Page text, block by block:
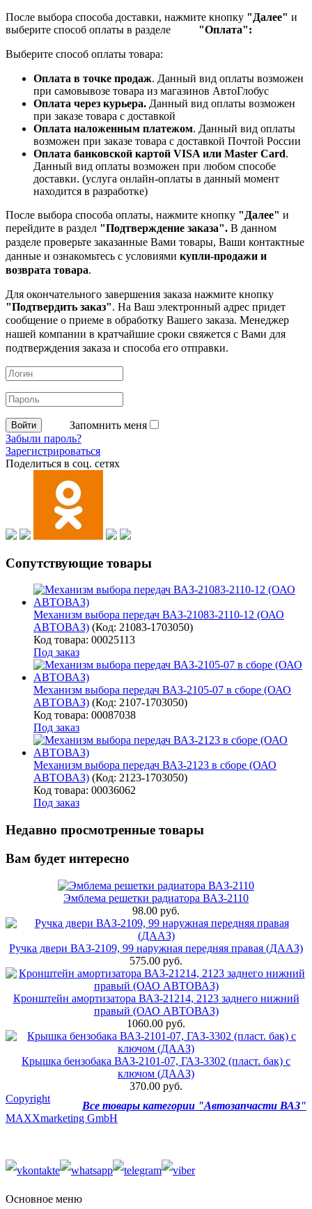
После выбора способа доставки, нажмите кнопку "Далее" и
выберите способ оплаты в разделе "Оплата":
Выберите способ оплаты товара:
Оплата в точке продаж. Данный вид оплаты возможен
при самовывозе товара из магазинов АвтоГлобус
Оплата через курьера. Данный вид оплаты возможен
при заказе товара с доставкой
Оплата наложенным платежом. Данный вид оплаты
возможен при заказе товара с доставкой Почтой России
Оплата банковской картой VISA или Master Card.
Данный вид оплаты возможен при любом способе
доставки. (услуга онлайн-оплаты в данный момент
находится в разработке)
После выбора способа оплаты, нажмите кнопку "Далее" и
перейдите в раздел "Подтверждение заказа". В данном
разделе проверьте заказанные Вами товары, Ваши контактные
данные и ознакомьтесь с условиями купли-продажи и
возврата товара.
Для окончательного завершения заказа нажмите кнопку
"Подтвердить заказ". На Ваш электронный адрес придет
сообщение о приеме в обработку Вашего заказа. Менеджер
нашей компании в кратчайшие сроки свяжется с Вами для
подтверждения заказа и способа его отправки.
Запомнить меня
Забыли пароль?
Зарегистрироваться
Поделиться в соц. сетях
Сопутствующие товары
Механизм выбора передач ВАЗ-21083-2110-12 (ОАО
АВТОВАЗ) (Код: 21083-1703050)
Код товара: 00025113
Под заказ
Механизм выбора передач ВАЗ-2105-07 в сборе (ОАО
АВТОВАЗ) (Код: 2107-1703050)
Код товара: 00087038
Под заказ
Механизм выбора передач ВАЗ-2123 в сборе (ОАО
АВТОВАЗ) (Код: 2123-1703050)
Код товара: 00036062
Под заказ
Недавно просмотренные товары
Вам будет интересно
Эмблема решетки радиатора ВАЗ-2110
98.00 руб.
Ручка двери ВАЗ-2109, 99 наружная передняя правая (ДААЗ)
575.00 руб.
Кронштейн амортизатора ВАЗ-21214, 2123 заднего нижний
правый (ОАО АВТОВАЗ)
1060.00 руб.
Крышка бензобака ВАЗ-2101-07, ГАЗ-3302 (пласт. бак) с
ключом (ДААЗ)
370.00 руб.
Все товары категории "Автозапчасти ВАЗ"
Copyright
MAXXmarketing GmbH
Основное меню